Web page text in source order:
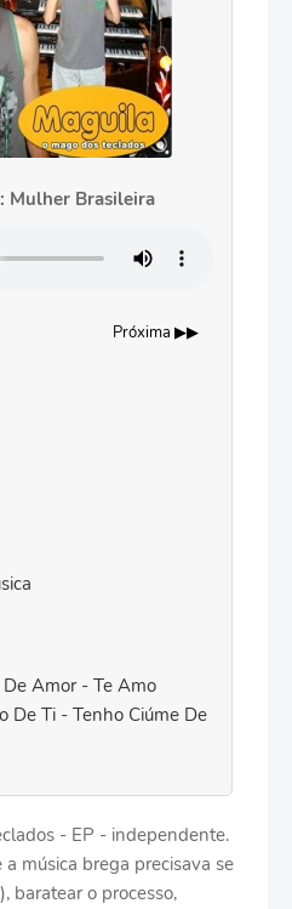
Mulher Brasileira
Próxima ▶▶
Amor - Te Amo
De Ti - Tenho Ciúme De
- EP - independente.
música brega precisava se
baratear o processo,